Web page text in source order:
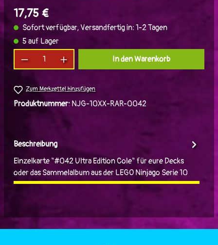
17,75 €
Sofort verfügbar, Versandfertig in: 1-2 Tagen
5 auf Lager
Produkt Anzahl: Gib den gewünschten Wert
In den Warenkorb
Zum Merkzettel hinzufügen
Produktnummer: NJG-10XX-RAR-0042
Beschreibung
Einzelkarte "#042 Ultra Edition Cole" für eure Decks
oder das Sammelalbum aus der LEGO Ninjago Serie 10